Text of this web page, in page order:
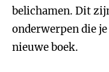
belichamen. Dit
onderwerpen die
nieuwe boek.